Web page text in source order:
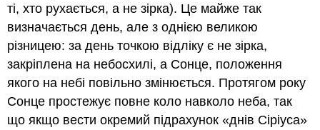
ті, хто рухається, а не зірка). Це майже так
визначається день, але з однією великою
різницею: за день точкою відліку є не зірка,
закріплена на небосхилі, а Сонце, положення
якого на небі повільно змінюється. Протягом року
Сонце простежує повне коло навколо неба, так
що якщо вести окремий підрахунок «днів Сіріуса»